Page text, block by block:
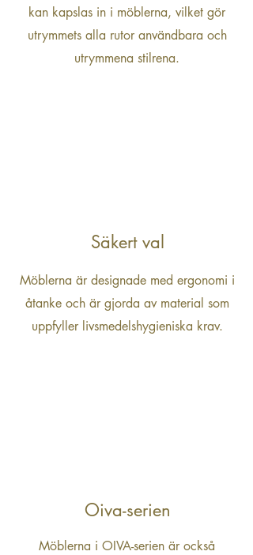
kan kapslas in i möblerna, vilket gör
utrymmets alla rutor användbara och
utrymmena stilrena.
Säkert val
Möblerna är designade med ergonomi i
åtanke och är gjorda av material som
uppfyller livsmedelshygieniska krav.
Oiva-serien
Möblerna i OIVA-serien är också